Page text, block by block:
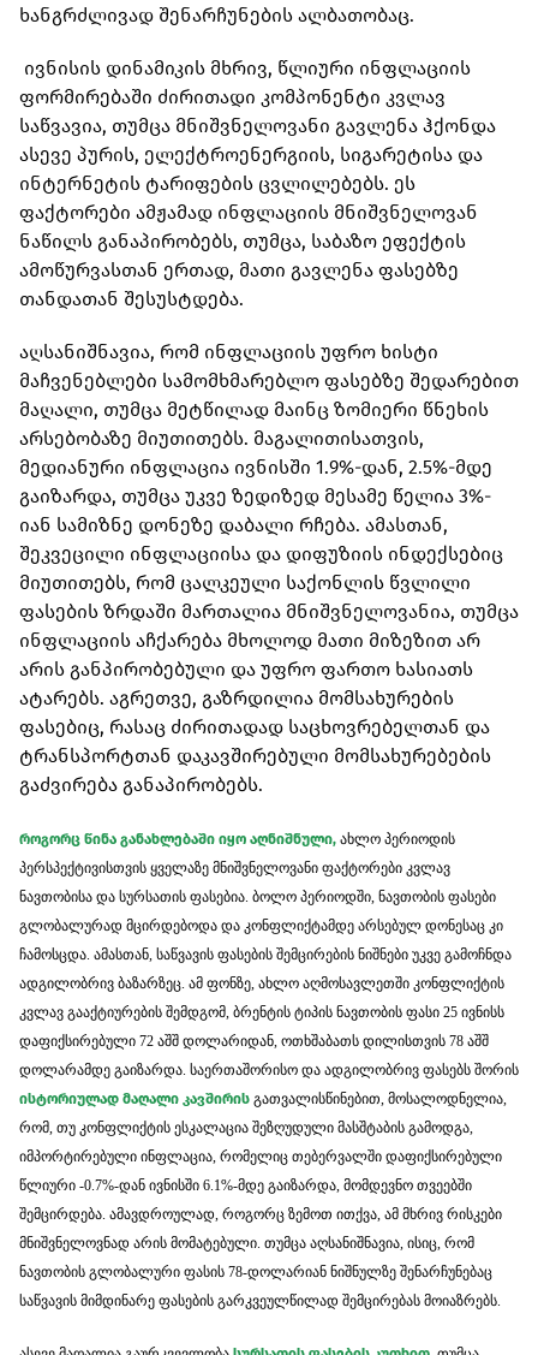
ხანგრძლივად შენარჩუნების ალბათობაც.
ივნისის დინამიკის მხრივ, წლიური ინფლაციის
ფორმირებაში ძირითადი კომპონენტი კვლავ
საწვავია, თუმცა მნიშვნელოვანი გავლენა ჰქონდა
ასევე პურის, ელექტროენერგიის, სიგარეტისა და
ინტერნეტის ტარიფების ცვლილებებს. ეს
ფაქტორები ამჟამად ინფლაციის მნიშვნელოვან
ნაწილს განაპირობებს, თუმცა, საბაზო ეფექტის
ამოწურვასთან ერთად, მათი გავლენა ფასებზე
თანდათან შესუსტდება.
აღსანიშნავია, რომ ინფლაციის უფრო ხისტი
მაჩვენებლები სამომხმარებლო ფასებზე შედარებით
მაღალი, თუმცა მეტწილად მაინც ზომიერი წნეხის
არსებობაზე მიუთითებს. მაგალითისათვის,
მედიანური ინფლაცია ივნისში 1.9%-დან, 2.5%-მდე
გაიზარდა, თუმცა უკვე ზედიზედ მესამე წელია 3%-
იან სამიზნე დონეზე დაბალი რჩება. ამასთან,
შეკვეცილი ინფლაციისა და დიფუზიის ინდექსებიც
მიუთითებს, რომ ცალკეული საქონლის წვლილი
ფასების ზრდაში მართალია მნიშვნელოვანია, თუმცა
ინფლაციის აჩქარება მხოლოდ მათი მიზეზით არ
არის განპირობებული და უფრო ფართო ხასიათს
ატარებს. აგრეთვე, გაზრდილია მომსახურების
ფასებიც, რასაც ძირითადად საცხოვრებელთან და
ტრანსპორტთან დაკავშირებული მომსახურებების
გაძვირება განაპირობებს.
როგორც წინა განახლებაში იყო აღნიშნული, ახლო პერიოდის
პერსპექტივისთვის ყველაზე მნიშვნელოვანი ფაქტორები კვლავ
ნავთობისა და სურსათის ფასებია. ბოლო პერიოდში, ნავთობის ფასები
გლობალურად მცირდებოდა და კონფლიქტამდე არსებულ დონესაც კი
ჩამოსცდა. ამასთან, საწვავის ფასების შემცირების ნიშნები უკვე გამოჩნდა
ადგილობრივ ბაზარზეც. ამ ფონზე, ახლო აღმოსავლეთში კონფლიქტის
კვლავ გააქტიურების შემდგომ, ბრენტის ტიპის ნავთობის ფასი 25 ივნისს
დაფიქსირებული 72 აშშ დოლარიდან, ოთხშაბათს დილისთვის 78 აშშ
დოლარამდე გაიზარდა. საერთაშორისო და ადგილობრივ ფასებს შორის
ისტორიულად მაღალი კავშირის გათვალისწინებით, მოსალოდნელია,
რომ, თუ კონფლიქტის ესკალაცია შეზღუდული მასშტაბის გამოდგა,
იმპორტირებული ინფლაცია, რომელიც თებერვალში დაფიქსირებული
წლიური -0.7%-დან ივნისში 6.1%-მდე გაიზარდა, მომდევნო თვეებში
შემცირდება. ამავდროულად, როგორც ზემოთ ითქვა, ამ მხრივ რისკები
მნიშვნელოვნად არის მომატებული. თუმცა აღსანიშნავია, ისიც, რომ
ნავთობის გლობალური ფასის 78-დოლარიან ნიშნულზე შენარჩუნებაც
საწვავის მიმდინარე ფასების გარკვეულწილად შემცირებას მოიაზრებს.